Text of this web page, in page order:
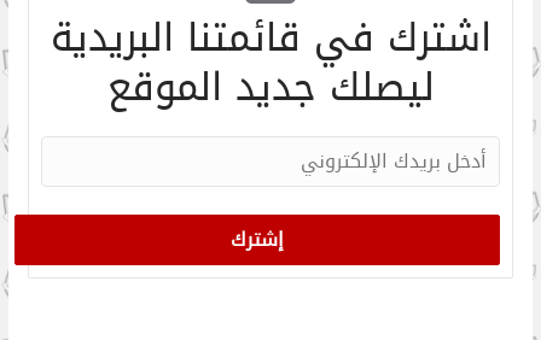
اشترك في قائمتنا البريدية
ليصلك جديد الموقع